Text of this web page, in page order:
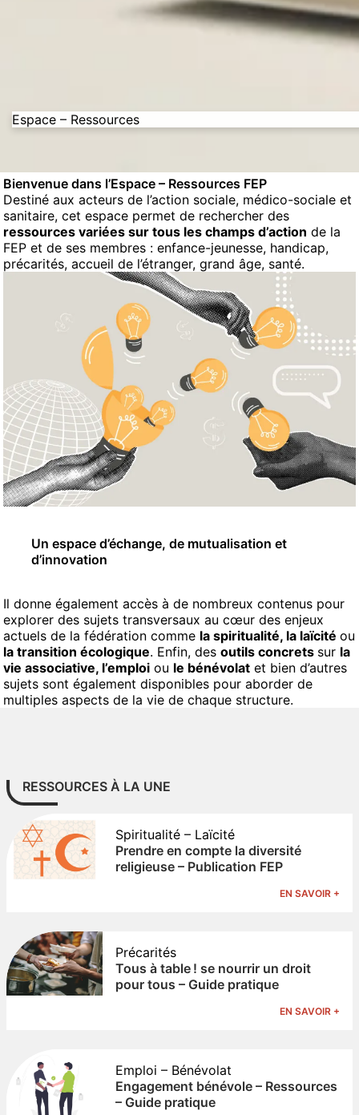
Espace – Ressources
Bienvenue dans l’Espace – Ressources FEP
Destiné aux acteurs de l’action sociale, médico-sociale et
sanitaire, cet espace permet de rechercher des
ressources variées sur tous les champs d’action de la
FEP et de ses membres : enfance-jeunesse, handicap,
précarités, accueil de l’étranger, grand âge, santé.
Un espace d’échange, de mutualisation et
d’innovation
Il donne également accès à de nombreux contenus pour
explorer des sujets transversaux au cœur des enjeux
actuels de la fédération comme la spiritualité, la laïcité ou
la transition écologique. Enfin, des outils concrets sur la
vie associative, l’emploi ou le bénévolat et bien d’autres
sujets sont également disponibles pour aborder de
multiples aspects de la vie de chaque structure.
RESSOURCES À LA UNE
Spiritualité – Laïcité
Prendre en compte la diversité
religieuse – Publication FEP
EN SAVOIR +
Précarités
Tous à table ! se nourrir un droit
pour tous – Guide pratique
EN SAVOIR +
Emploi – Bénévolat
Engagement bénévole – Ressources
– Guide pratique